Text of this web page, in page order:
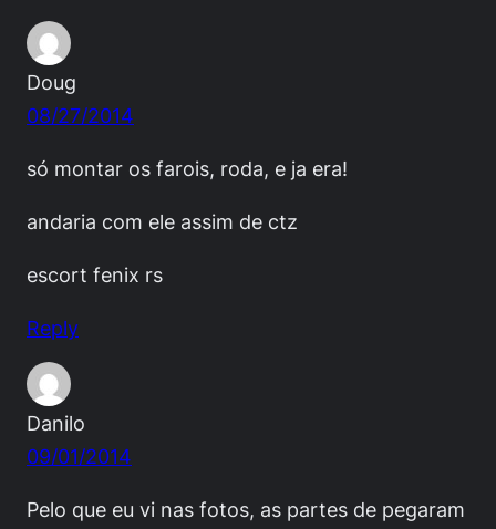
Doug
08/27/2014
só montar os farois, roda, e ja era!
andaria com ele assim de ctz
escort fenix rs
Reply
Danilo
09/01/2014
Pelo que eu vi nas fotos, as partes de pegaram